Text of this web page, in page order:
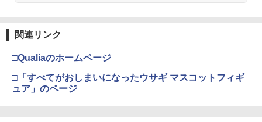
関連リンク
□Qualiaのホームページ
□「すべてがおしまいになったウサギ マスコットフィギ
ュア」のページ